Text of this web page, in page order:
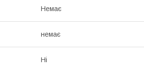
Немає
немає
Ні